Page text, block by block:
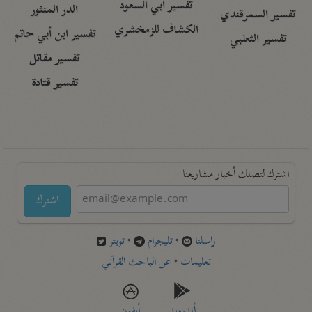
تفسير السمرقندي
تفسير الثعلبي
تفسير أبي السعود
الكشاف للزمخشري
الدر المنثور
تفسير ابن أبي حاتم
تفسير مقاتل
تفسير قتادة
اشترك لتصلك أخبار مشاريعنا
اشترك
راسلنا •تليجرام •تويتر
تعليمات •عن الباحث القرآني